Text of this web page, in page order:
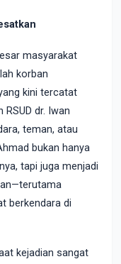
masyarakat
korban
kini tercatat
dr. Iwan
teman, atau
bukan hanya
tapi juga menjadi
berkendara di
kejadian sangat